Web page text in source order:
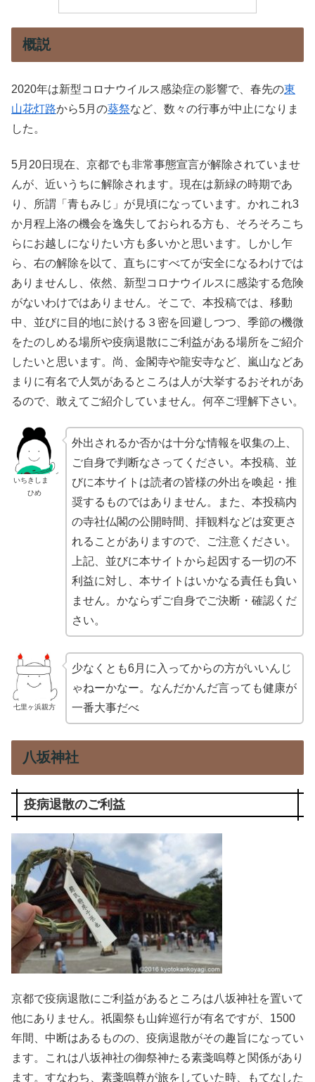
概説
2020年は新型コロナウイルス感染症の影響で、春先の東
山花灯路から5月の葵祭など、数々の行事が中止になりま
した。
5月20日現在、京都でも非常事態宣言が解除されていませ
んが、近いうちに解除されます。現在は新緑の時期であ
り、所謂「青もみじ」が見頃になっています。かれこれ3
か月程上洛の機会を逸失しておられる方も、そろそろこち
らにお越しになりたい方も多いかと思います。しかし乍
ら、右の解除を以て、直ちにすべてが安全になるわけでは
ありませんし、依然、新型コロナウイルスに感染する危険
がないわけではありません。そこで、本投稿では、移動
中、並びに目的地に於ける３密を回避しつつ、季節の機微
をたのしめる場所や疫病退散にご利益がある場所をご紹介
したいと思います。尚、金閣寺や龍安寺など、嵐山などあ
まりに有名で人気があるところは人が大挙するおそれがあ
るので、敢えてご紹介していません。何卒ご理解下さい。
いちきしま
ひめ
外出されるか否かは十分な情報を収集の上、
ご自身で判断なさってください。本投稿、並
びに本サイトは読者の皆様の外出を喚起・推
奨するものではありません。また、本投稿内
の寺社仏閣の公開時間、拝観料などは変更さ
れることがありますので、ご注意ください。
上記、並びに本サイトから起因する一切の不
利益に対し、本サイトはいかなる責任も負い
ません。かならずご自身でご決断・確認くだ
さい。
七里ヶ浜親方
少なくとも6月に入ってからの方がいいんじ
ゃねーかなー。なんだかんだ言っても健康が
一番大事だべ
八坂神社
疫病退散のご利益
京都で疫病退散にご利益があるところは八坂神社を置いて
他にありません。祇園祭も山鉾巡行が有名ですが、1500
年間、中断はあるものの、疫病退散がその趣旨になってい
ます。これは八坂神社の御祭神たる素戔嗚尊と関係があり
ます。すなわち、素戔嗚尊が旅をしていた時、もてなした